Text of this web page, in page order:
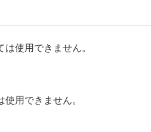
使用できません。
用できません。